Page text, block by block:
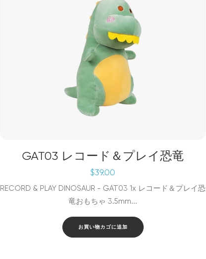
GAT03 レコード＆プレイ恐竜
$39.00
RECORD & PLAY DINOSAUR - GAT03 1x レコード＆プレイ恐
竜おもちゃ 3.5mm...
お買い物カゴに追加